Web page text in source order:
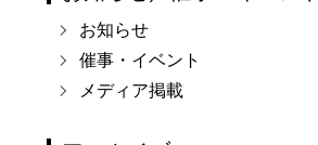
お知らせ
催事・イベント
メディア掲載